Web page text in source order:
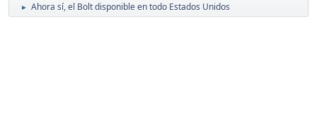
► Ahora sí, el Bolt disponible en todo Estados Unidos